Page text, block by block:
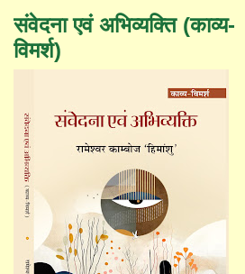
संवेदना एवं अभिव्यक्ति (काव्य-
विमर्श)